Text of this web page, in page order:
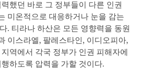
했던 바로 그 정부들이 다른 인권
미온적으로 대응하거나 눈을 감는
. 티라나 하산은 모든 영향력을 동원
이스라엘, 팔레스타인, 이디오피아,
역에서 각국 정부가 인권 피해자에
하도록 압력을 가할 것이다.